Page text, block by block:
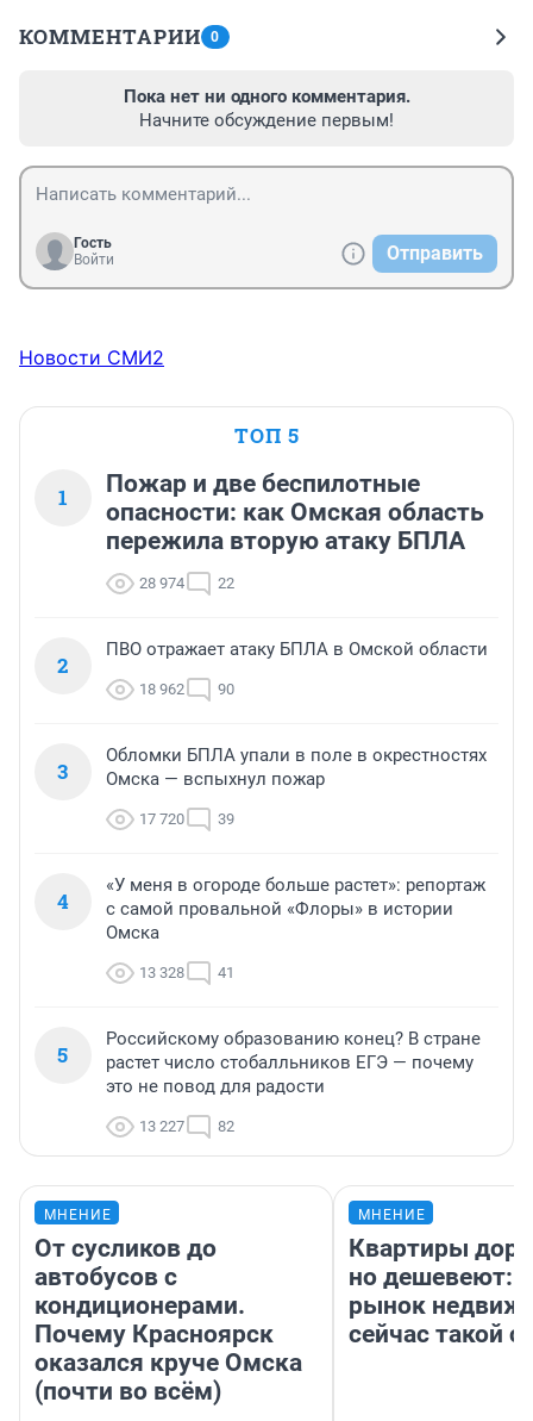
КОММЕНТАРИИ 0
Пока нет ни одного комментария.
Начните обсуждение первым!
Гость
Войти
Отправить
Новости СМИ2
ТОП 5
1
Пожар и две беспилотные
опасности: как Омская область
пережила вторую атаку БПЛА
28 974 22
2
ПВО отражает атаку БПЛА в Омской области
18 962 90
3
Обломки БПЛА упали в поле в окрестностях
Омска — вспыхнул пожар
17 720 39
4
«У меня в огороде больше растет»: репортаж
с самой провальной «Флоры» в истории
Омска
13 328 41
5
Российскому образованию конец? В стране
растет число стобалльников ЕГЭ — почему
это не повод для радости
13 227 82
МНЕНИЕ
От сусликов до
автобусов с
кондиционерами.
Почему Красноярск
оказался круче Омска
(почти во всём)
МНЕНИЕ
Квартиры
но дешевеют:
рынок
сейчас такой